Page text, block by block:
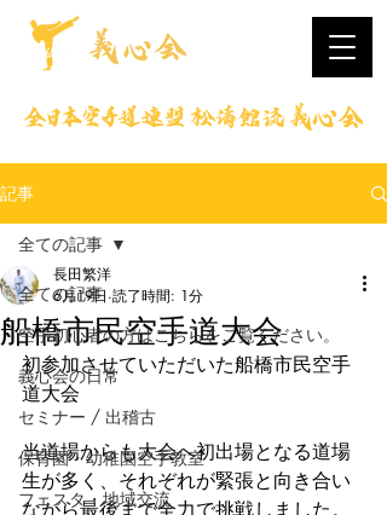
記事
全ての記事
空手初心者の方はこちらをご覧ください。
義心会の日常
セミナー / 出稽古
保育園・幼稚園空手教室
フェスタ・地域交流
全ての記事
船橋市民空手道大会
長田繁洋
6月19日 読了時間: 1分
初参加させていただいた船橋市民空手
道大会
当道場からも大会へ初出場となる道場
生が多く、それぞれが緊張と向き合い
ながら最後まで全力で挑戦しました。